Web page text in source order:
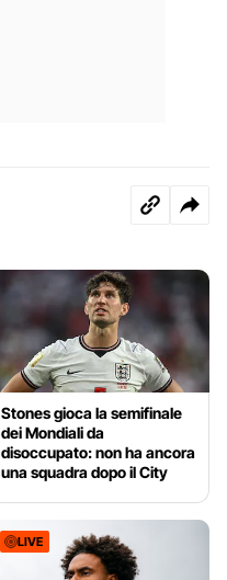
Stones gioca la semifinale
dei Mondiali da
disoccupato: non ha ancora
una squadra dopo il City
LIVE